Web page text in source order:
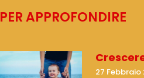
PER APPROFONDIRE
27 Febbraio